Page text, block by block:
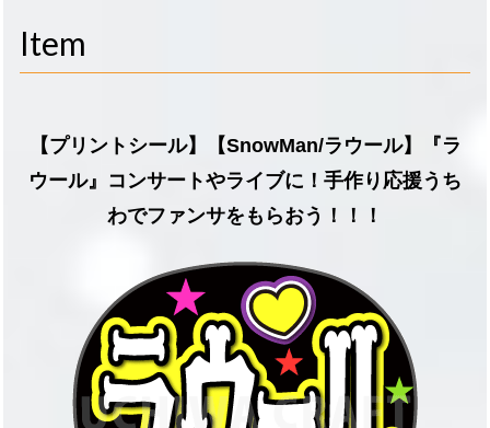
Item
【プリントシール】【SnowMan/ラウール】『ラ
ウール』コンサートやライブに！手作り応援うち
わでファンサをもらおう！！！